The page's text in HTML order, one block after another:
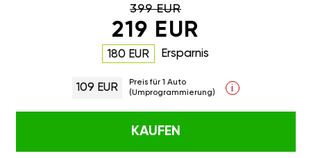
399 EUR
219 EUR
180 EUR Ersparnis
109 EUR
Preis für 1 Auto
(Umprogrammierung)
i
KAUFEN